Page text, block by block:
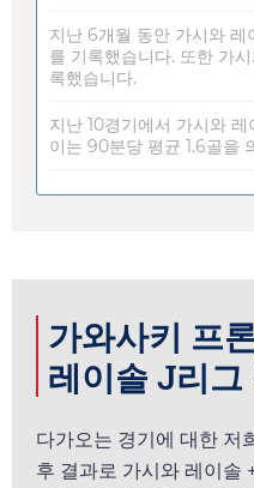
지난 6개월 동안 가시와 레
를 기록했습니다. 또한 가
록했습니다.
지난 10경기에서 가시와
이는 90분당 평균 1.6골을
가와사키 프
레이솔 J리그
다가오는 경기에 대한 저
후 결과로 가시와 레이솔